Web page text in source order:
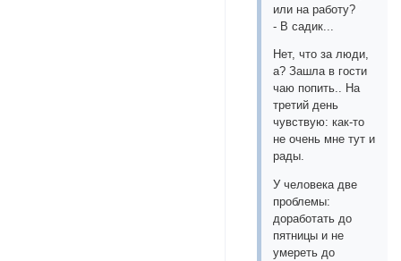
или на работу?
- В садик...
Нет, что за люди,
а? Зашла в гости
чаю попить.. На
третий день
чувствую: как-то
не очень мне тут и
рады.
У человека две
проблемы:
доработать до
пятницы и не
умереть до